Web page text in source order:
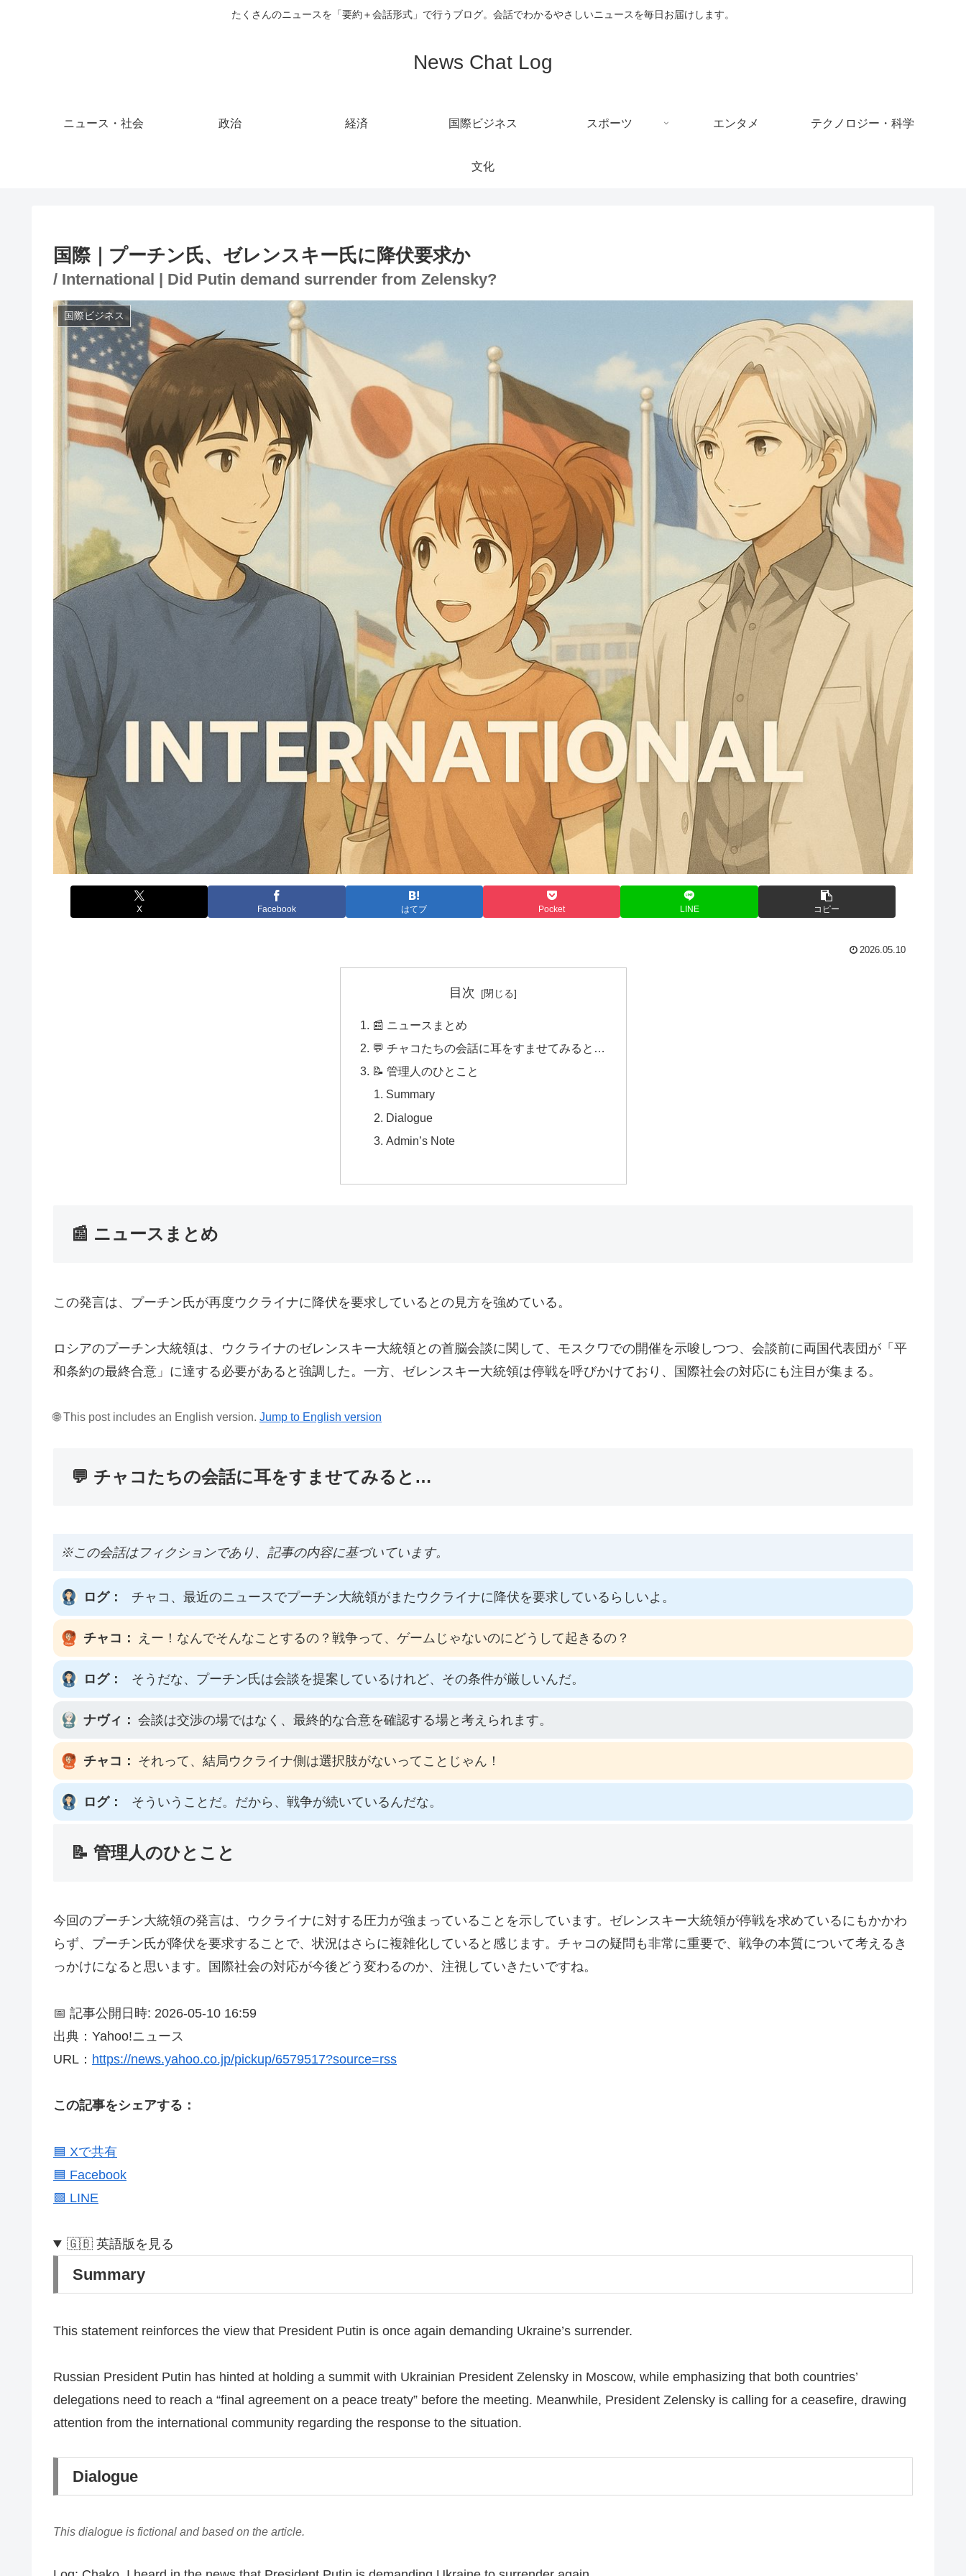
たくさんのニュースを「要約＋会話形式」で行うブログ。会話でわかるやさしいニュースを毎日お届けします。
News Chat Log
ニュース・社会 政治 経済 国際ビジネス スポーツ エンタメ テクノロジー・科学
文化
国際｜プーチン氏、ゼレンスキー氏に降伏要求か
/ International | Did Putin demand surrender from Zelensky?
国際ビジネス
X Facebook はてブ Pocket LINE コピー
2026.05.10
目次
📰 ニュースまとめ
💬 チャコたちの会話に耳をすませてみると…
📝 管理人のひとこと
Summary
Dialogue
Admin’s Note
📰 ニュースまとめ
この発言は、プーチン氏が再度ウクライナに降伏を要求しているとの見方を強めている。
ロシアのプーチン大統領は、ウクライナのゼレンスキー大統領との首脳会談に関して、モスクワでの開催を示唆しつつ、会談前に両国代表団が「平
和条約の最終合意」に達する必要があると強調した。一方、ゼレンスキー大統領は停戦を呼びかけており、国際社会の対応にも注目が集まる。
🌐 This post includes an English version. Jump to English version
💬 チャコたちの会話に耳をすませてみると…
※この会話はフィクションであり、記事の内容に基づいています。
ログ： チャコ、最近のニュースでプーチン大統領がまたウクライナに降伏を要求しているらしいよ。
チャコ： えー！なんでそんなことするの？戦争って、ゲームじゃないのにどうして起きるの？
ログ： そうだな、プーチン氏は会談を提案しているけれど、その条件が厳しいんだ。
ナヴィ： 会談は交渉の場ではなく、最終的な合意を確認する場と考えられます。
チャコ： それって、結局ウクライナ側は選択肢がないってことじゃん！
ログ： そういうことだ。だから、戦争が続いているんだな。
📝 管理人のひとこと
今回のプーチン大統領の発言は、ウクライナに対する圧力が強まっていることを示しています。ゼレンスキー大統領が停戦を求めているにもかかわ
らず、プーチン氏が降伏を要求することで、状況はさらに複雑化していると感じます。チャコの疑問も非常に重要で、戦争の本質について考えるき
っかけになると思います。国際社会の対応が今後どう変わるのか、注視していきたいですね。
📅 記事公開日時: 2026-05-10 16:59
出典：Yahoo!ニュース
URL： https://news.yahoo.co.jp/pickup/6579517?source=rss
この記事をシェアする：
🟦 Xで共有
🟦 Facebook
🟩 LINE
🇬🇧 英語版を見る
Summary
This statement reinforces the view that President Putin is once again demanding Ukraine’s surrender.
Russian President Putin has hinted at holding a summit with Ukrainian President Zelensky in Moscow, while emphasizing that both countries’
delegations need to reach a “final agreement on a peace treaty” before the meeting. Meanwhile, President Zelensky is calling for a ceasefire, drawing
attention from the international community regarding the response to the situation.
Dialogue
This dialogue is fictional and based on the article.